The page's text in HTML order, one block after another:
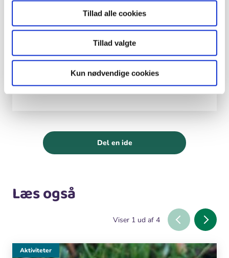
Tillad alle cookies
Tillad valgte
Kun nødvendige cookies
Håndværk og design
Undervisningsforløb
Skovens solfangere
Del en ide
Læs også
Viser 1 ud af 4
Aktiviteter